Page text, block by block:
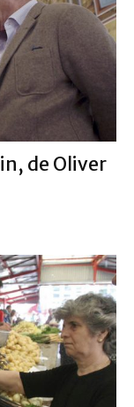
de Oliver